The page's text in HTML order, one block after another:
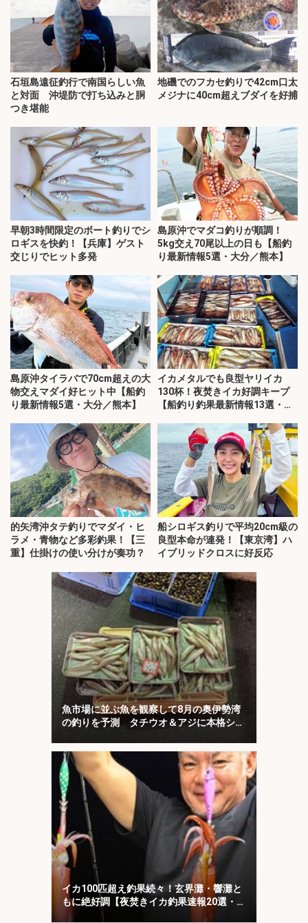
石垣島遠征釣行で南国らしい魚
と対面 沖堤防で打ち込みと胴
つき堪能
地磯でのフカセ釣りで42cm口太
メジナに40cm超えブダイを好捕
早朝3時間限定のボート釣りでシ
ロギスを快釣！【兵庫】ゲスト
交じりでヒット多発
島原沖でマダコ釣りが順調！
5kg交え70尾以上の日も【船釣
り最新情報5選・大分／熊本】
島原沖タイラバで70cm超えの大
物交えマダイ好ヒット中【船釣
り最新情報5選・大分／熊本】
イカメタルでも良型ヤリイカ
130杯！夜焚きイカ好調キープ
【船釣り釣果最新情報13選・玄
的矢湾沖タテ釣りでマダイ・ヒ
ラメ・青物など多彩釣果！【三
重】仕掛けの使い分けが奏功？
船シロギス釣りで平均20cm級の
良型本命が連発！【東京湾】ハ
イブリッドクロスに好反応
魚市場に並ぶ魚を観察して8月の奥伊勢湾
の釣りを予測 タチウオ＆アジに本格シー
イカ100匹超え釣果続々！玄界灘・響灘と
もに絶好調【夜焚きイカ釣果速報20選・福